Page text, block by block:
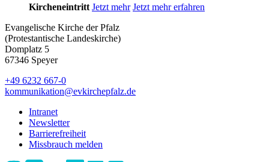
Kircheneintritt Jetzt mehr Jetzt mehr erfahren
Evangelische Kirche der Pfalz
(Protestantische Landeskirche)
Domplatz 5
67346 Speyer
+49 6232 667-0
kommunikation@evkirchepfalz.de
Intranet
Newsletter
Barrierefreiheit
Missbrauch melden